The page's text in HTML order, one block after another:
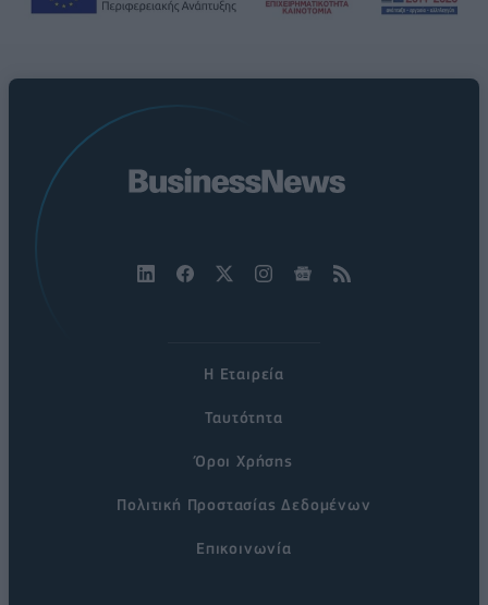
Η Εταιρεία
Ταυτότητα
Όροι Χρήσης
Πολιτική Προστασίας Δεδομένων
Επικοινωνία